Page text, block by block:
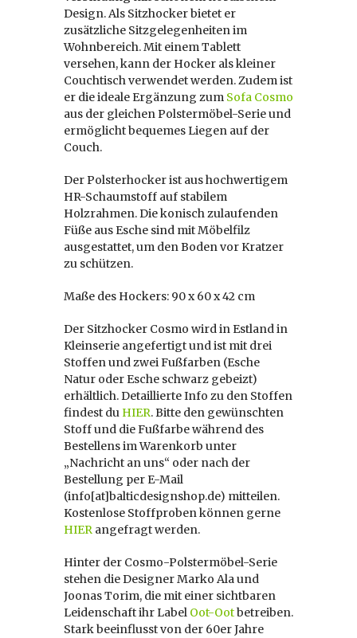
Design. Als Sitzhocker bietet er
zusätzliche Sitzgelegenheiten im
Wohnbereich. Mit einem Tablett
versehen, kann der Hocker als kleiner
Couchtisch verwendet werden. Zudem ist
er die ideale Ergänzung zum Sofa Cosmo
aus der gleichen Polstermöbel-Serie und
ermöglicht bequemes Liegen auf der
Couch.
Der Polsterhocker ist aus hochwertigem
HR-Schaumstoff auf stabilem
Holzrahmen. Die konisch zulaufenden
Füße aus Esche sind mit Möbelfilz
ausgestattet, um den Boden vor Kratzer
zu schützen.
Maße des Hockers: 90 x 60 x 42 cm
Der Sitzhocker Cosmo wird in Estland in
Kleinserie angefertigt und ist mit drei
Stoffen und zwei Fußfarben (Esche
Natur oder Esche schwarz gebeizt)
erhältlich. Detaillierte Info zu den Stoffen
findest du HIER. Bitte den gewünschten
Stoff und die Fußfarbe während des
Bestellens im Warenkorb unter
„Nachricht an uns“ oder nach der
Bestellung per E-Mail
(info[at]balticdesignshop.de) mitteilen.
Kostenlose Stoffproben können gerne
HIER angefragt werden.
Hinter der Cosmo-Polstermöbel-Serie
stehen die Designer Marko Ala und
Joonas Torim, die mit einer sichtbaren
Leidenschaft ihr Label Oot-Ootbetreiben.
Stark beeinflusst von der 60er Jahre